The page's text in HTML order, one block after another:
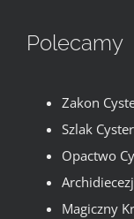
Polecamy
Zakon
Szlak
Opactwo
Magiczny